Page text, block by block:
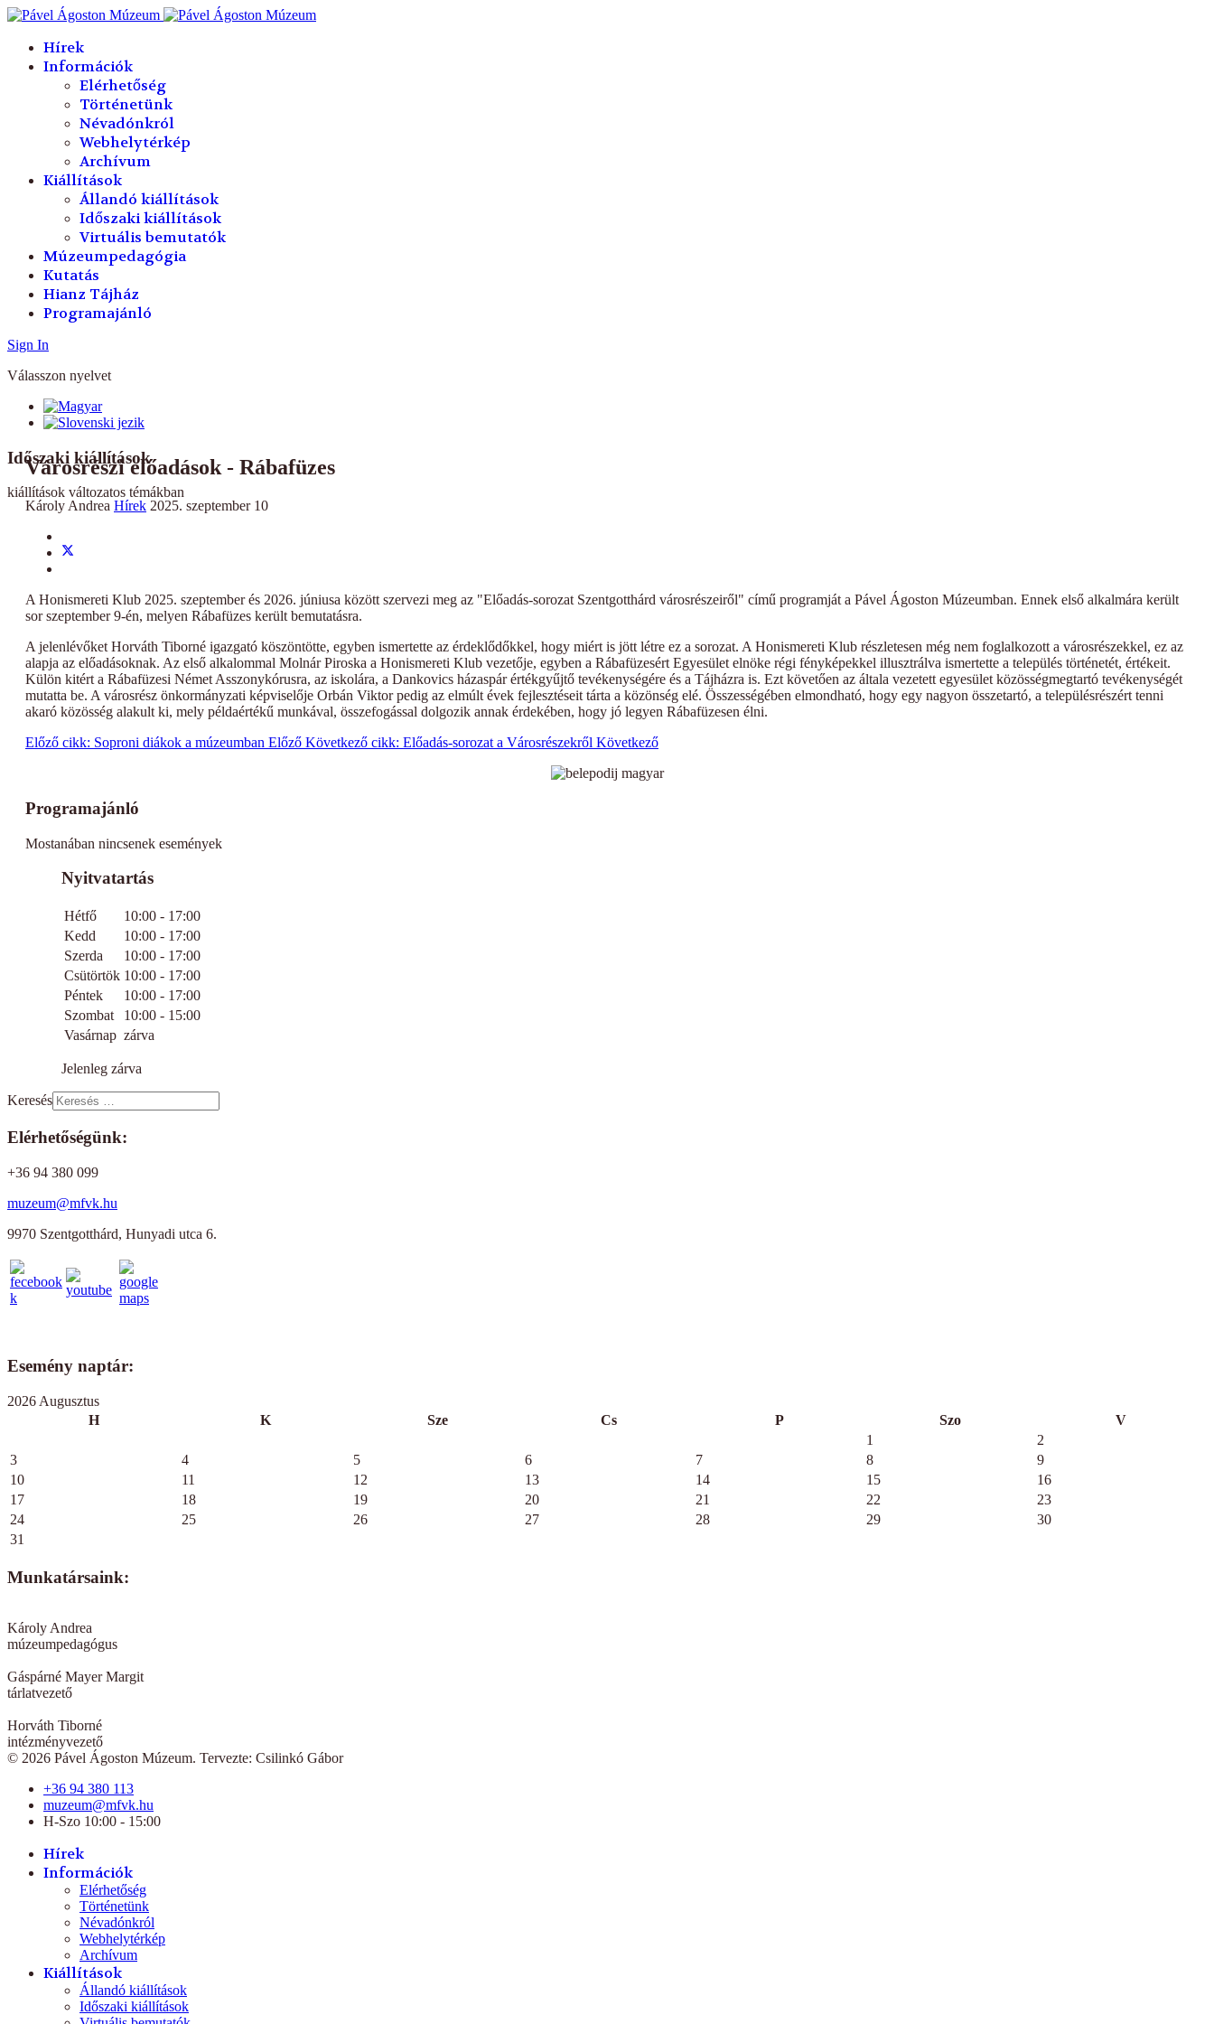
Hírek
Információk
Elérhetőség
Történetünk
Névadónkról
Webhelytérkép
Archívum
Kiállítások
Állandó kiállítások
Időszaki kiállítások
Virtuális bemutatók
Múzeumpedagógia
Kutatás
Hianz Tájház
Programajánló
Sign In
Válasszon nyelvet
Időszaki kiállítások
kiállítások változatos témákban
Városrészi előadások - Rábafüzes
Károly Andrea Hírek 2025. szeptember 10
A Honismereti Klub 2025. szeptember és 2026. júniusa között szervezi meg az "Előadás-sorozat Szentgotthárd városrészeiről" című programját a Pável Ágoston Múzeumban. Ennek első alkalmára került
sor szeptember 9-én, melyen Rábafüzes került bemutatásra.
A jelenlévőket Horváth Tiborné igazgató köszöntötte, egyben ismertette az érdeklődőkkel, hogy miért is jött létre ez a sorozat. A Honismereti Klub részletesen még nem foglalkozott a városrészekkel, ez az
alapja az előadásoknak. Az első alkalommal Molnár Piroska a Honismereti Klub vezetője, egyben a Rábafüzesért Egyesület elnöke régi fényképekkel illusztrálva ismertette a település történetét, értékeit.
Külön kitért a Rábafüzesi Német Asszonykórusra, az iskolára, a Dankovics házaspár értékgyűjtő tevékenységére és a Tájházra is. Ezt követően az általa vezetett egyesület közösségmegtartó tevékenységét
mutatta be. A városrész önkormányzati képviselője Orbán Viktor pedig az elmúlt évek fejlesztéseit tárta a közönség elé. Összességében elmondható, hogy egy nagyon összetartó, a településrészért tenni
akaró közösség alakult ki, mely példaértékű munkával, összefogással dolgozik annak érdekében, hogy jó legyen Rábafüzesen élni.
Előző cikk: Soproni diákok a múzeumban Előző Következő cikk: Előadás-sorozat a Városrészekről Következő
Programajánló
Mostanában nincsenek események
Nyitvatartás
Hétfő
10:00 - 17:00
Kedd
10:00 - 17:00
Szerda
10:00 - 17:00
Csütörtök 10:00 - 17:00
Péntek
10:00 - 17:00
Szombat
10:00 - 15:00
Vasárnap zárva
Jelenleg zárva
Keresés
Elérhetőségünk:
+36 94 380 099
muzeum@mfvk.hu
9970 Szentgotthárd, Hunyadi utca 6.
Esemény naptár:
év
hónap
év
hónap
2026 Augusztus
H
K Sze Cs P Szo
V
1
2
3
4 5 6 7 8
9
10
11 12 13 14 15
16
17
18 19 20 21 22
23
24
25 26 27 28 29
30
31
Munkatársaink:
Károly Andrea
múzeumpedagógus
Gáspárné Mayer Margit
tárlatvezető
Horváth Tiborné
intézményvezető
© 2026 Pável Ágoston Múzeum. Tervezte: Csilinkó Gábor
+36 94 380 113
muzeum@mfvk.hu
H-Szo 10:00 - 15:00
Hírek
Információk
Elérhetőség
Történetünk
Névadónkról
Webhelytérkép
Archívum
Kiállítások
Állandó kiállítások
Időszaki kiállítások